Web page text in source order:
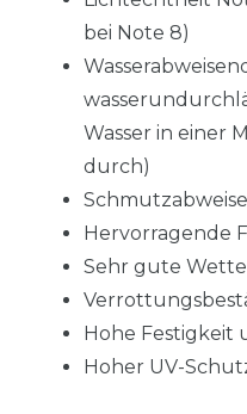
bei Note 8)
Wasser in einer
durch)
Hervorragende
Sehr gute
Hohe Festigkeit
Hoher UV-